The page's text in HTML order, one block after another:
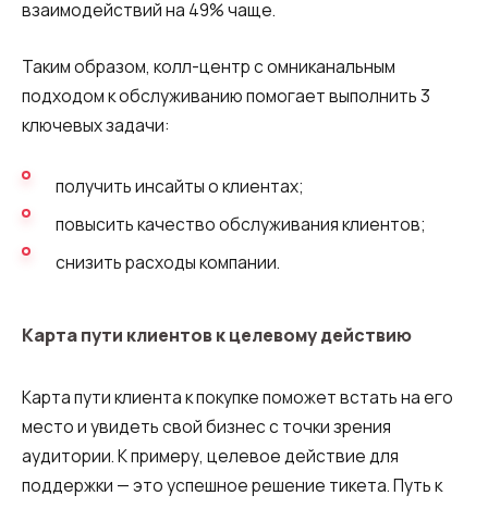
взаимодействий на 49% чаще.
Таким образом, колл-центр с омниканальным
подходом к обслуживанию помогает выполнить 3
ключевых задачи:
получить инсайты о клиентах;
повысить качество обслуживания клиентов;
снизить расходы компании.
Карта пути клиентов к целевому действию
Карта пути клиента к покупке поможет встать на его
место и увидеть свой бизнес с точки зрения
аудитории. К примеру, целевое действие для
поддержки — это успешное решение тикета. Путь к